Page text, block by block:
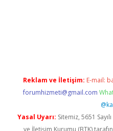
Reklam ve İletişim: E-mail:
forumhizmeti@gmail.com
Yasal Uyarı: Sitemiz, 5651
ve İletişim Kurumu (BTK)